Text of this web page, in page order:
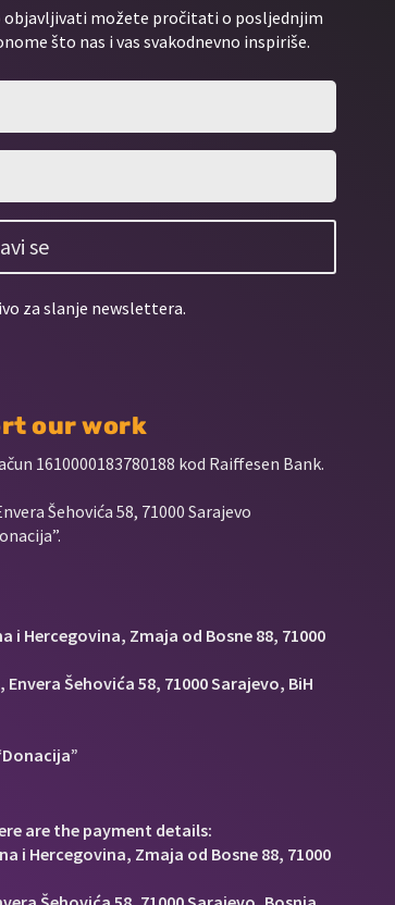
objavljivati možete pročitati o posljednjim
što nas i vas svakodnevno inspiriše.
se
za slanje newslettera.
our work
1610000183780188 kod Raiffesen Bank.
Šehovića 58, 71000 Sarajevo
i Hercegovina, Zmaja od Bosne 88, 71000
Šehovića 58, 71000 Sarajevo, BiH
are the payment details:
i Hercegovina, Zmaja od Bosne 88, 71000